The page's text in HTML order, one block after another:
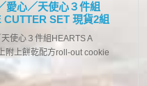
愛心／天使心３件組
SET 現貨2組
使心３件組HEARTS A
附上餅乾配方roll-out cookie